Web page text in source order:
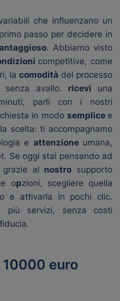
che influenzano un
passo per decidere in
. Abbiamo visto
competitive, come
lacomodità del processo
avallo. ricevi una
parli con i nostri
in modo semplice e
scelta: ti accompagnamo
e attenzione umana,
Se oggi stai pensando ad
grazie al nostro supporto
opzioni, scegliere quella
e attivarla in pochi clic.
più servizi, senza costi
10000 euro